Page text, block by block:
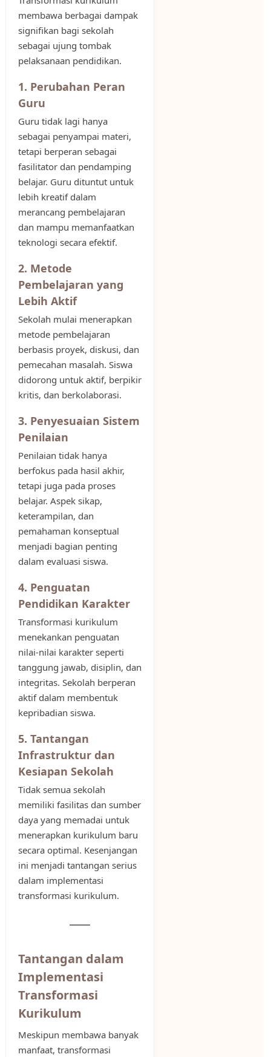
membawa berbagai dampak
signifikan bagi sekolah
sebagai ujung tombak
pelaksanaan pendidikan.
1. Perubahan Peran
Guru
Guru tidak lagi hanya
sebagai penyampai materi,
tetapi berperan sebagai
fasilitator dan pendamping
belajar. Guru dituntut untuk
lebih kreatif dalam
merancang pembelajaran
dan mampu memanfaatkan
teknologi secara efektif.
2. Metode
Pembelajaran yang
Lebih Aktif
Sekolah mulai menerapkan
metode pembelajaran
berbasis proyek, diskusi, dan
pemecahan masalah. Siswa
didorong untuk aktif, berpikir
kritis, dan berkolaborasi.
3. Penyesuaian Sistem
Penilaian
Penilaian tidak hanya
berfokus pada hasil akhir,
tetapi juga pada proses
belajar. Aspek sikap,
keterampilan, dan
pemahaman konseptual
menjadi bagian penting
dalam evaluasi siswa.
4. Penguatan
Pendidikan Karakter
Transformasi kurikulum
menekankan penguatan
nilai-nilai karakter seperti
tanggung jawab, disiplin, dan
integritas. Sekolah berperan
aktif dalam membentuk
kepribadian siswa.
5. Tantangan
Infrastruktur dan
Kesiapan Sekolah
Tidak semua sekolah
memiliki fasilitas dan sumber
daya yang memadai untuk
menerapkan kurikulum baru
secara optimal. Kesenjangan
ini menjadi tantangan serius
dalam implementasi
transformasi kurikulum.
Tantangan dalam
Implementasi
Transformasi
Kurikulum
Meskipun membawa banyak
manfaat, transformasi